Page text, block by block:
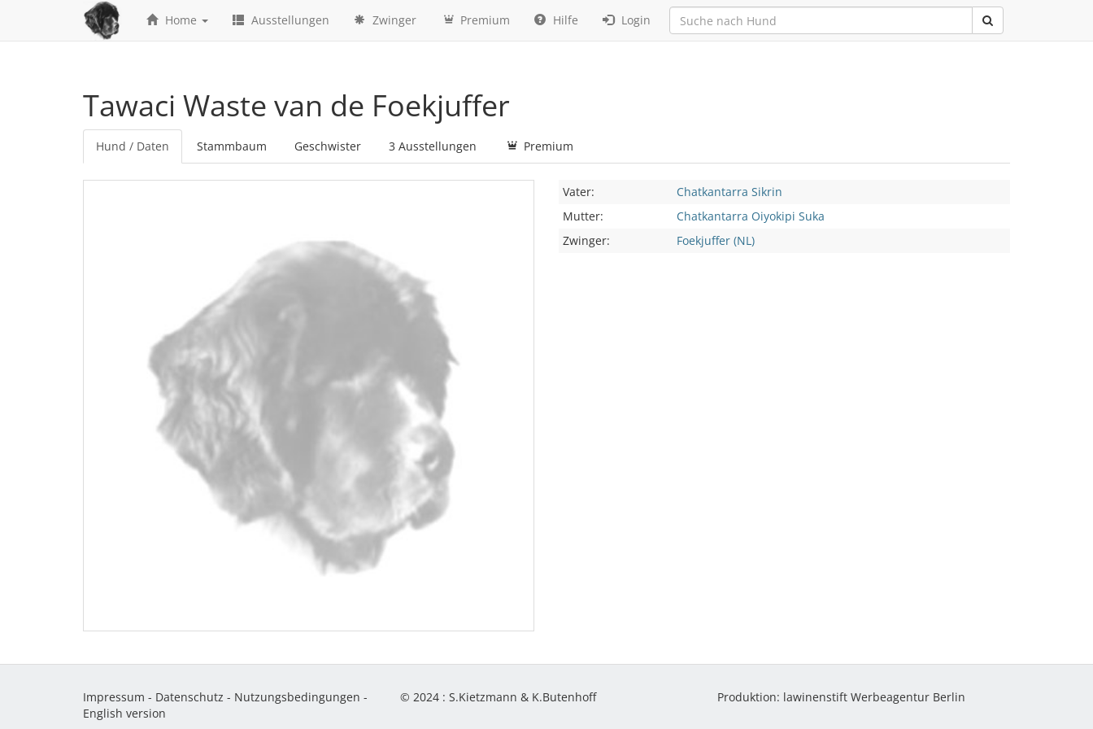
Home Ausstellungen Zwinger Premium Hilfe Login
Tawaci Waste van de Foekjuffer
Hund / Daten Stammbaum Geschwister 3 Ausstellungen Premium
Vater:
Chatkantarra Sikrin
Mutter:
Chatkantarra Oiyokipi Suka
Zwinger:
Foekjuffer (NL)
Impressum - Datenschutz - Nutzungsbedingungen -
English version
© 2024 : S.Kietzmann & K.Butenhoff Produktion: lawinenstift Werbeagentur Berlin